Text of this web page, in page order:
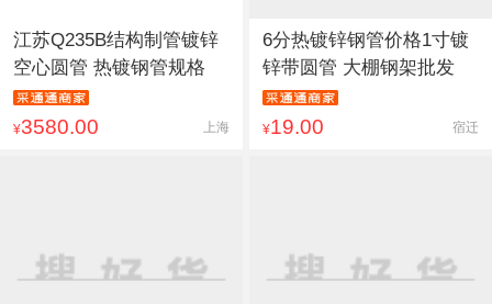
江苏Q235B结构制管镀锌
空心圆管 热镀钢管规格
¥3580.00 上海
6分热镀锌钢管价格1寸镀
锌带圆管 大棚钢架批发
¥19.00 宿迁